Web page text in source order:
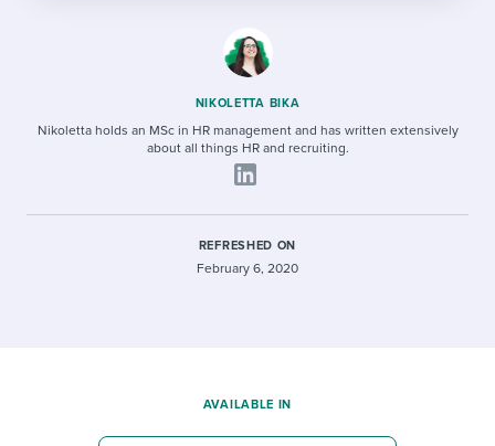
NIKOLETTA BIKA
Nikoletta holds an MSc in HR management and has written extensively
about all things HR and recruiting.
REFRESHED ON
February 6, 2020
AVAILABLE IN